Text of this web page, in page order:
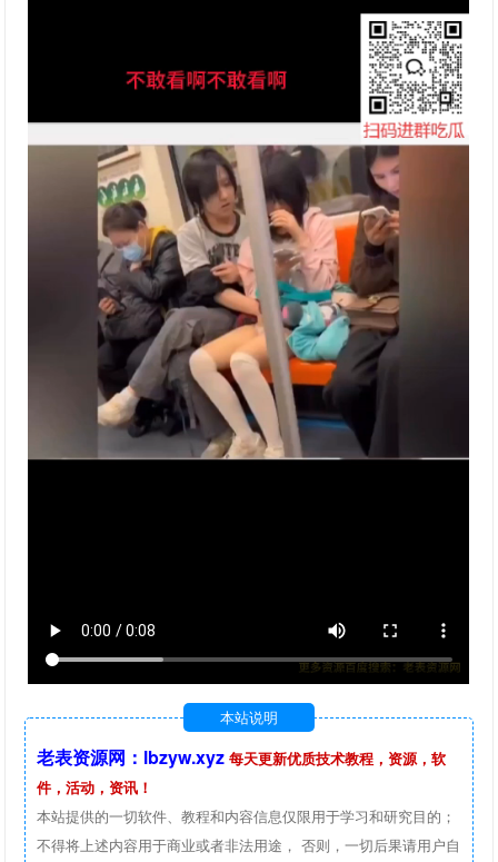
本站说明
老表资源网：lbzyw.xyz 每天更新优质技术教程，资源，软
件，活动，资讯！
本站提供的一切软件、教程和内容信息仅限用于学习和研究目的；
不得将上述内容用于商业或者非法用途， 否则，一切后果请用户自